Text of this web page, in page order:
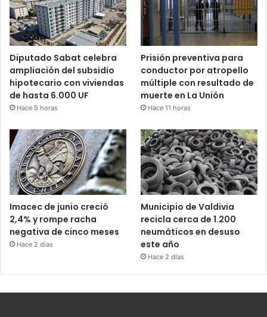
Diputado Sabat celebra
ampliación del subsidio
hipotecario con viviendas
de hasta 6.000 UF
Hace 5 horas
Prisión preventiva para
conductor por atropello
múltiple con resultado de
muerte en La Unión
Hace 11 horas
Imacec de junio creció
2,4% y rompe racha
negativa de cinco meses
Hace 2 días
Municipio de Valdivia
recicla cerca de 1.200
neumáticos en desuso
este año
Hace 2 días